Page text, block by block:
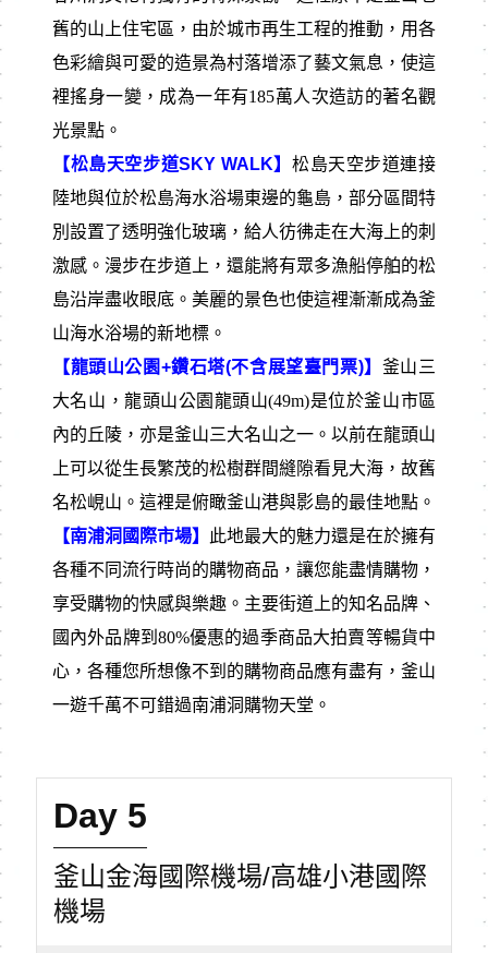
舊的山上住宅區，由於城市再生工程的推動，用各
色彩繪與可愛的造景為村落增添了藝文氣息，使這
裡搖身一變，成為一年有185萬人次造訪的著名觀
光景點。
【松島天空步道SKY WALK】 松島天空步道連接
陸地與位於松島海水浴場東邊的龜島，部分區間特
別設置了透明強化玻璃，給人彷彿走在大海上的刺
激感。漫步在步道上，還能將有眾多漁船停舶的松
島沿岸盡收眼底。美麗的景色也使這裡漸漸成為釜
山海水浴場的新地標。
【龍頭山公園+鑽石塔(不含展望臺門票)】 釜山三
大名山，龍頭山公園龍頭山(49m)是位於釜山市區
內的丘陵，亦是釜山三大名山之一。以前在龍頭山
上可以從生長繁茂的松樹群間縫隙看見大海，故舊
名松峴山。這裡是俯瞰釜山港與影島的最佳地點。
【南浦洞國際市場】
此地最⼤的魅力還是在於擁有
各種不同流行時尚的購物商品，讓您能盡情購物，
享受購物的快感與樂趣。主要街道上的知名品牌、
國內外品牌到80%優惠的過季商品⼤拍賣等暢貨中
⼼，各種您所想像不到的購物商品應有盡有，釜⼭
⼀遊千萬不可錯過南浦洞購物天堂。
Day 5
釜山金海國際機場/高雄小港國際
機場